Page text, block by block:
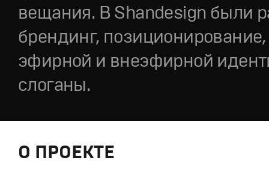
вещания. В Shandesign были
брендинг,
эфирной и внеэфирной
слоганы.
О ПРОЕКТЕ